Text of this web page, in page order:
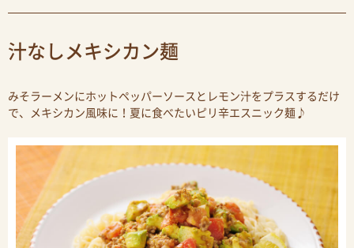
汁なしメキシカン麺
みそラーメンにホットペッパーソースとレモン汁をプラスするだけ
で、メキシカン風味に！夏に食べたいピリ辛エスニック麺♪